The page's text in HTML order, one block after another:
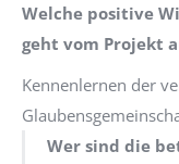
Welche positive
geht vom Projekt
Kennenlernen der
Wer sind die